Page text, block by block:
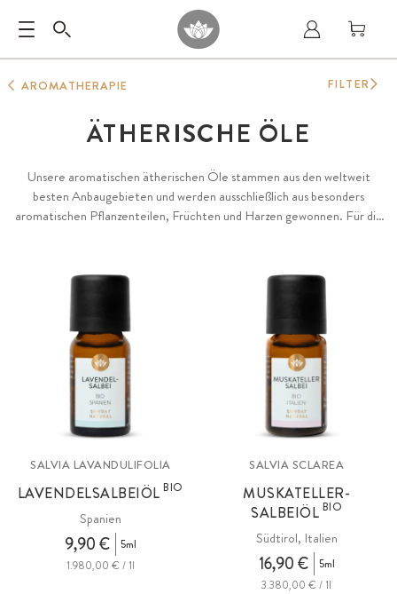
AROMATHERAPIE
ÄTHERISCHE ÖLE
Unsere aromatischen ätherischen Öle stammen aus den weltweit
besten Anbaugebieten und werden ausschließlich aus besonders
aromatischen Pflanzenteilen, Früchten und Harzen gewonnen. Für die
Wildsammlung sowie die langjährige Erfahrung der Farmer und
Destillateure. Das Zusammenspiel dieser Faktoren bildet die Grundlage
für unsere besonders aromatischen ätherischen Öle, 100 % natürlich
und rein sowie garantiert frei von Konservierungs- oder Zusatzstoffen.
SALVIA LAVANDULIFOLIA
LAVENDELSALBEIÖLBIO
Spanien
9,90 €
5ml
1.980,00 € / 1l
SALVIA SCLAREA
MUSKATELLER-
SALBEIÖLBIO
Südtirol, Italien
16,90 €
5ml
3.380,00 € / 1l
FILTER